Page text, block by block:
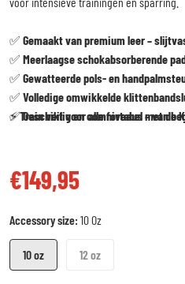
✅ Gemaakt van premium leer –
✅ Meerlaagse schokabsorberende
✅ Gewatteerde pols- en
✅ Volledige omwikkelde
✅Geschikt voor alle niveaus – van
⚡Train veilig en comfortabel met de
€149,95
Accessory size: 10 Oz
10 oz 12 oz